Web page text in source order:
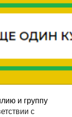
и группу
с